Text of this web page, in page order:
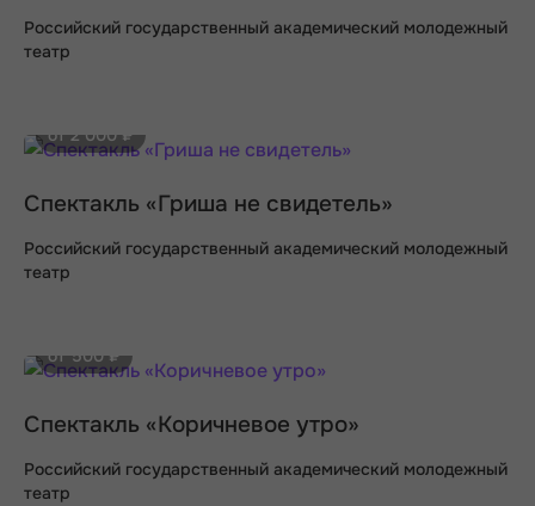
Российский государственный академический молодежный
театр
от 2 000 ₽
Спектакль «Гриша не свидетель»
Российский государственный академический молодежный
театр
от 500 ₽
Спектакль «Коричневое утро»
Российский государственный академический молодежный
театр